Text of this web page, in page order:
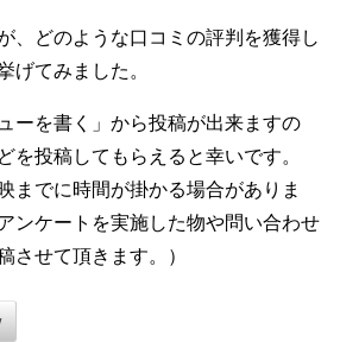
、どのような口コミの評判を獲得し
げてみました。
ーを書く」から投稿が出来ますの
を投稿してもらえると幸いです。
までに時間が掛かる場合がありま
ンケートを実施した物や問い合わせ
させて頂きます。）